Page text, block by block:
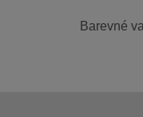
Barevné